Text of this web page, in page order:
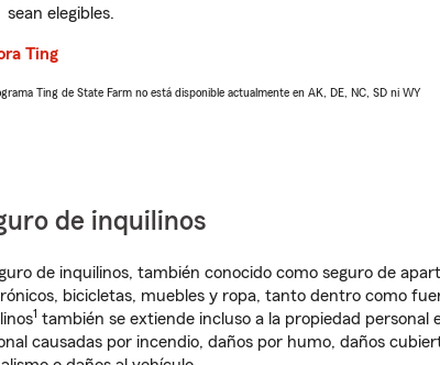
sean elegibles.
Ting
Ting de State Farm no está disponible actualmente en AK, DE, NC, SD ni WY
de inquilinos
de inquilinos, también conocido como seguro de
bicicletas, muebles y ropa, tanto dentro como
1 también se extiende incluso a la propiedad
causadas por incendio, daños por humo, daños